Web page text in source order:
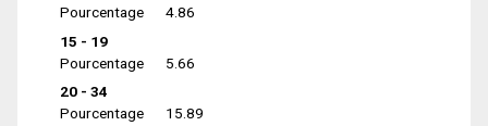
Pourcentage
4.86
15 - 19
Pourcentage
5.66
20 - 34
Pourcentage
15.89